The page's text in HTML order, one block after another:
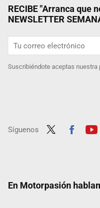
RECIBE "Arranca que
NEWSLETTER
Suscribiéndote aceptas nuestra
Síguenos
En Motorpasión